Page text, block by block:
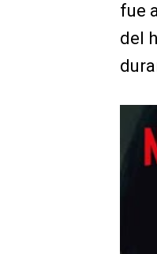
fue
del